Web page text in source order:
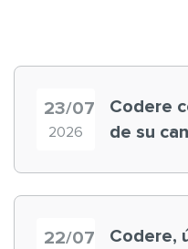
23/07
2026
Codere
de su
22/07
Codere,